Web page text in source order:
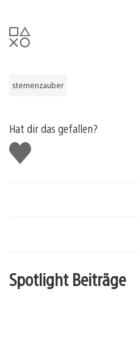
sternenzauber
Hat dir das gefallen?
Gefällt
mir
Spotlight Beiträge